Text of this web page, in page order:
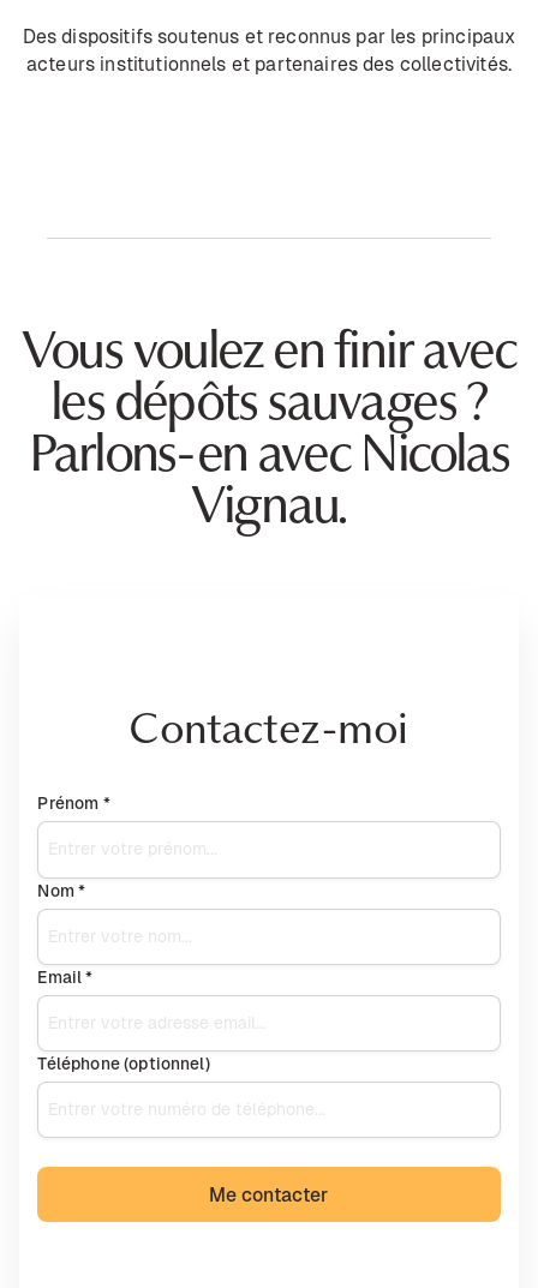
Des dispositifs soutenus et reconnus par les principaux
acteurs institutionnels et partenaires des collectivités.
Vous voulez en finir avec
les dépôts sauvages ?
Parlons-en avec Nicolas
Vignau.
Contactez-moi
Prénom *
Nom *
Email *
Téléphone (optionnel)